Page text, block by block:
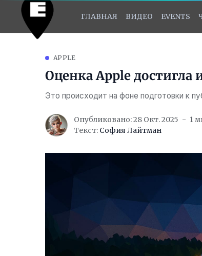
ГЛАВНАЯ ВИДЕО EVENTS
APPLE
Оценка Apple достигла
Это происходит на фоне подготовки к
Опубликовано: 28 Окт. 2025
1
Текст: София Лайтман